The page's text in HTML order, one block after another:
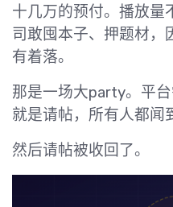
十几万的预付。播放量
司敢囤本子、押题材，
有着落。
那是一场大party。平
就是请帖，所有人都闻
然后请帖被收回了。